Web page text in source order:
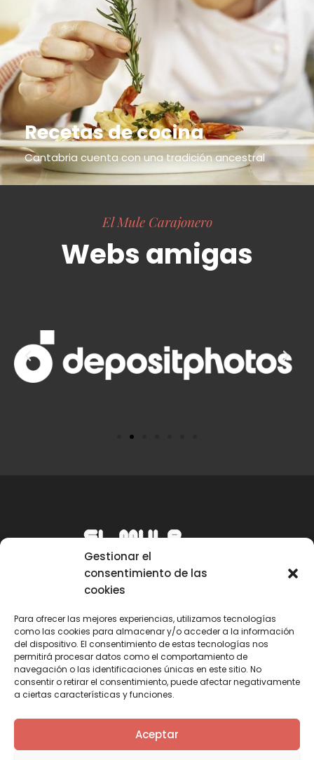
Gestionar el
consentimiento de las
cookies
Para ofrecer las mejores experiencias, utilizamos tecnologías
como las cookies para almacenar y/o acceder a la información
del dispositivo. El consentimiento de estas tecnologías nos
permitirá procesar datos como el comportamiento de
navegación o las identificaciones únicas en este sitio. No
consentir o retirar el consentimiento, puede afectar negativamente
a ciertas características y funciones.
Aceptar
Recetas de cocina
Cantabria cuenta con una tradición ancestral
El Mule Carajonero
Webs amigas
Email
mule@mulecarajonero.com
Síguenos en redes sociales
a
T
w
Y
o n